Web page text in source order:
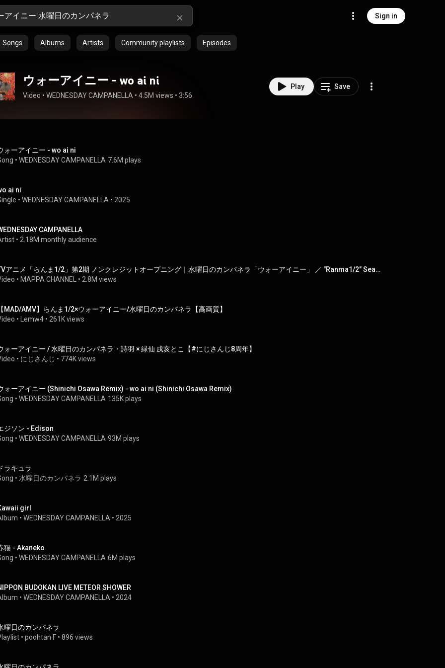
Sign in
Songs Albums Artists Community playlists Episodes
ウォーアイニー - wo ai ni
Video • WEDNESDAY CAMPANELLA • 4.5M views • 3:56
Play Save
ォーアイニー - wo ai ni
• WEDNESDAY CAMPANELLA 7.6M plays
ai ni
• WEDNESDAY CAMPANELLA • 2025
CAMPANELLA
• 2.18M monthly audience
TVアニメ「らんま1/2」第2期 ノンクレジットオープニング｜水曜日のカンパネラ「ウォーアイニー」 ／ "Ranma1/2" Season 2 Opening Movie
• MAPPA CHANNEL • 2.8M views
MAD/AMV】らんま1/2×ウォーアイニー/水曜日のカンパネラ【高画質】
• Lemw4 • 261K views
ォーアイニー / 水曜日のカンパネラ・詩羽 × 緑仙 戌亥とこ【#にじさんじ8周年】
• にじさんじ • 774K views
ォーアイニー (Shinichi Osawa Remix) - wo ai ni (Shinichi Osawa Remix)
• WEDNESDAY CAMPANELLA 135K plays
ジソン - Edison
• WEDNESDAY CAMPANELLA 93M plays
ラキュラ
• 水曜日のカンパネラ 2.1M plays
girl
• WEDNESDAY CAMPANELLA • 2025
猫 - Akaneko
• WEDNESDAY CAMPANELLA 6M plays
BUDOKAN LIVE METEOR SHOWER
• WEDNESDAY CAMPANELLA • 2024
曜日のカンパネラ
• poohtan F • 896 views